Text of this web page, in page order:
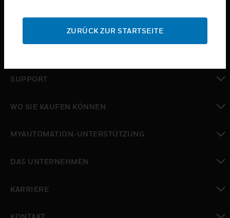
toggle view
toggle view
toggle view
SUPPORT
WO SIE KAUFEN KÖNNEN
MYAUTOMATION-UNTERSTÜTZUNG
DAS UNTERNEHMEN
KARRIERE
ZURÜCK ZUR STARTSEITE